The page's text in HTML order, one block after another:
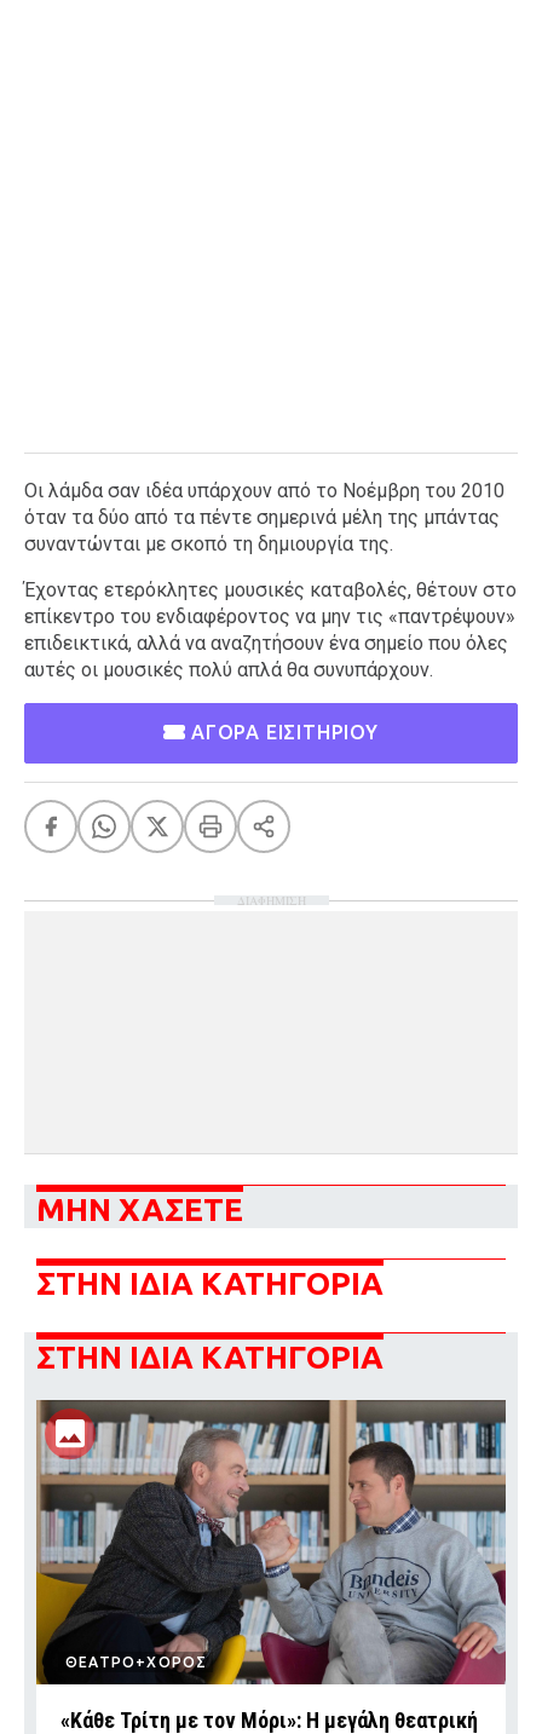
Οι λάμδα σαν ιδέα υπάρχουν από το Νοέμβρη του 2010
όταν τα δύο από τα πέντε σημερινά μέλη της μπάντας
συναντώνται με σκοπό τη δημιουργία της.
Έχοντας ετερόκλητες μουσικές καταβολές, θέτουν στο
επίκεντρο του ενδιαφέροντος να μην τις «παντρέψουν»
επιδεικτικά, αλλά να αναζητήσουν ένα σημείο που όλες
αυτές οι μουσικές πολύ απλά θα συνυπάρχουν.
ΑΓΟΡΑ ΕΙΣΙΤΗΡΙΟΥ
ΔΙΑΦΗΜΙΣΗ
ΜΗΝ ΧΑΣΕΤΕ
ΣΤΗΝ ΙΔΙΑ ΚΑΤΗΓΟΡΙΑ
ΣΤΗΝ ΙΔΙΑ ΚΑΤΗΓΟΡΙΑ
ΘΕΑΤΡΟ+ΧΟΡΟΣ
«Κάθε Τρίτη με τον Μόρι»: Η μεγάλη θεατρική